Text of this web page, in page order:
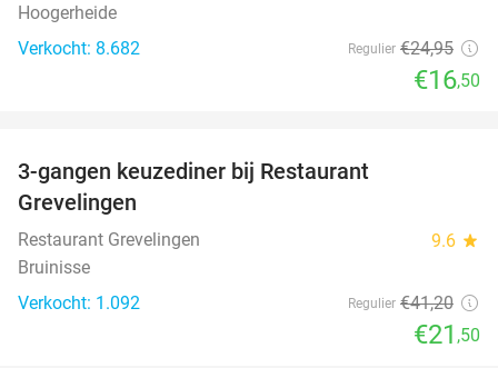
Hoogerheide
Verkocht: 8.682
Regulier €24,95
€16,50
3-gangen keuzediner bij Restaurant
Grevelingen
Restaurant Grevelingen 9.6 star
Bruinisse
Verkocht: 1.092
Regulier €41,20
€21 ,50